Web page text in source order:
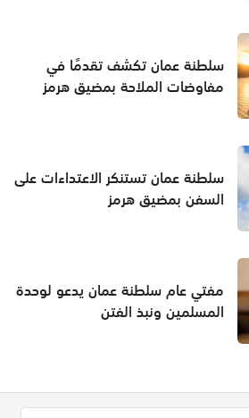
سلطنة عمان تكشف تقدمًا في
مفاوضات الملاحة بمضيق هرمز
سلطنة عمان تستنكر الاعتداءات على
السفن بمضيق هرمز
مفتي عام سلطنة عمان يدعو لوحدة
المسلمين ونبذ الفتن